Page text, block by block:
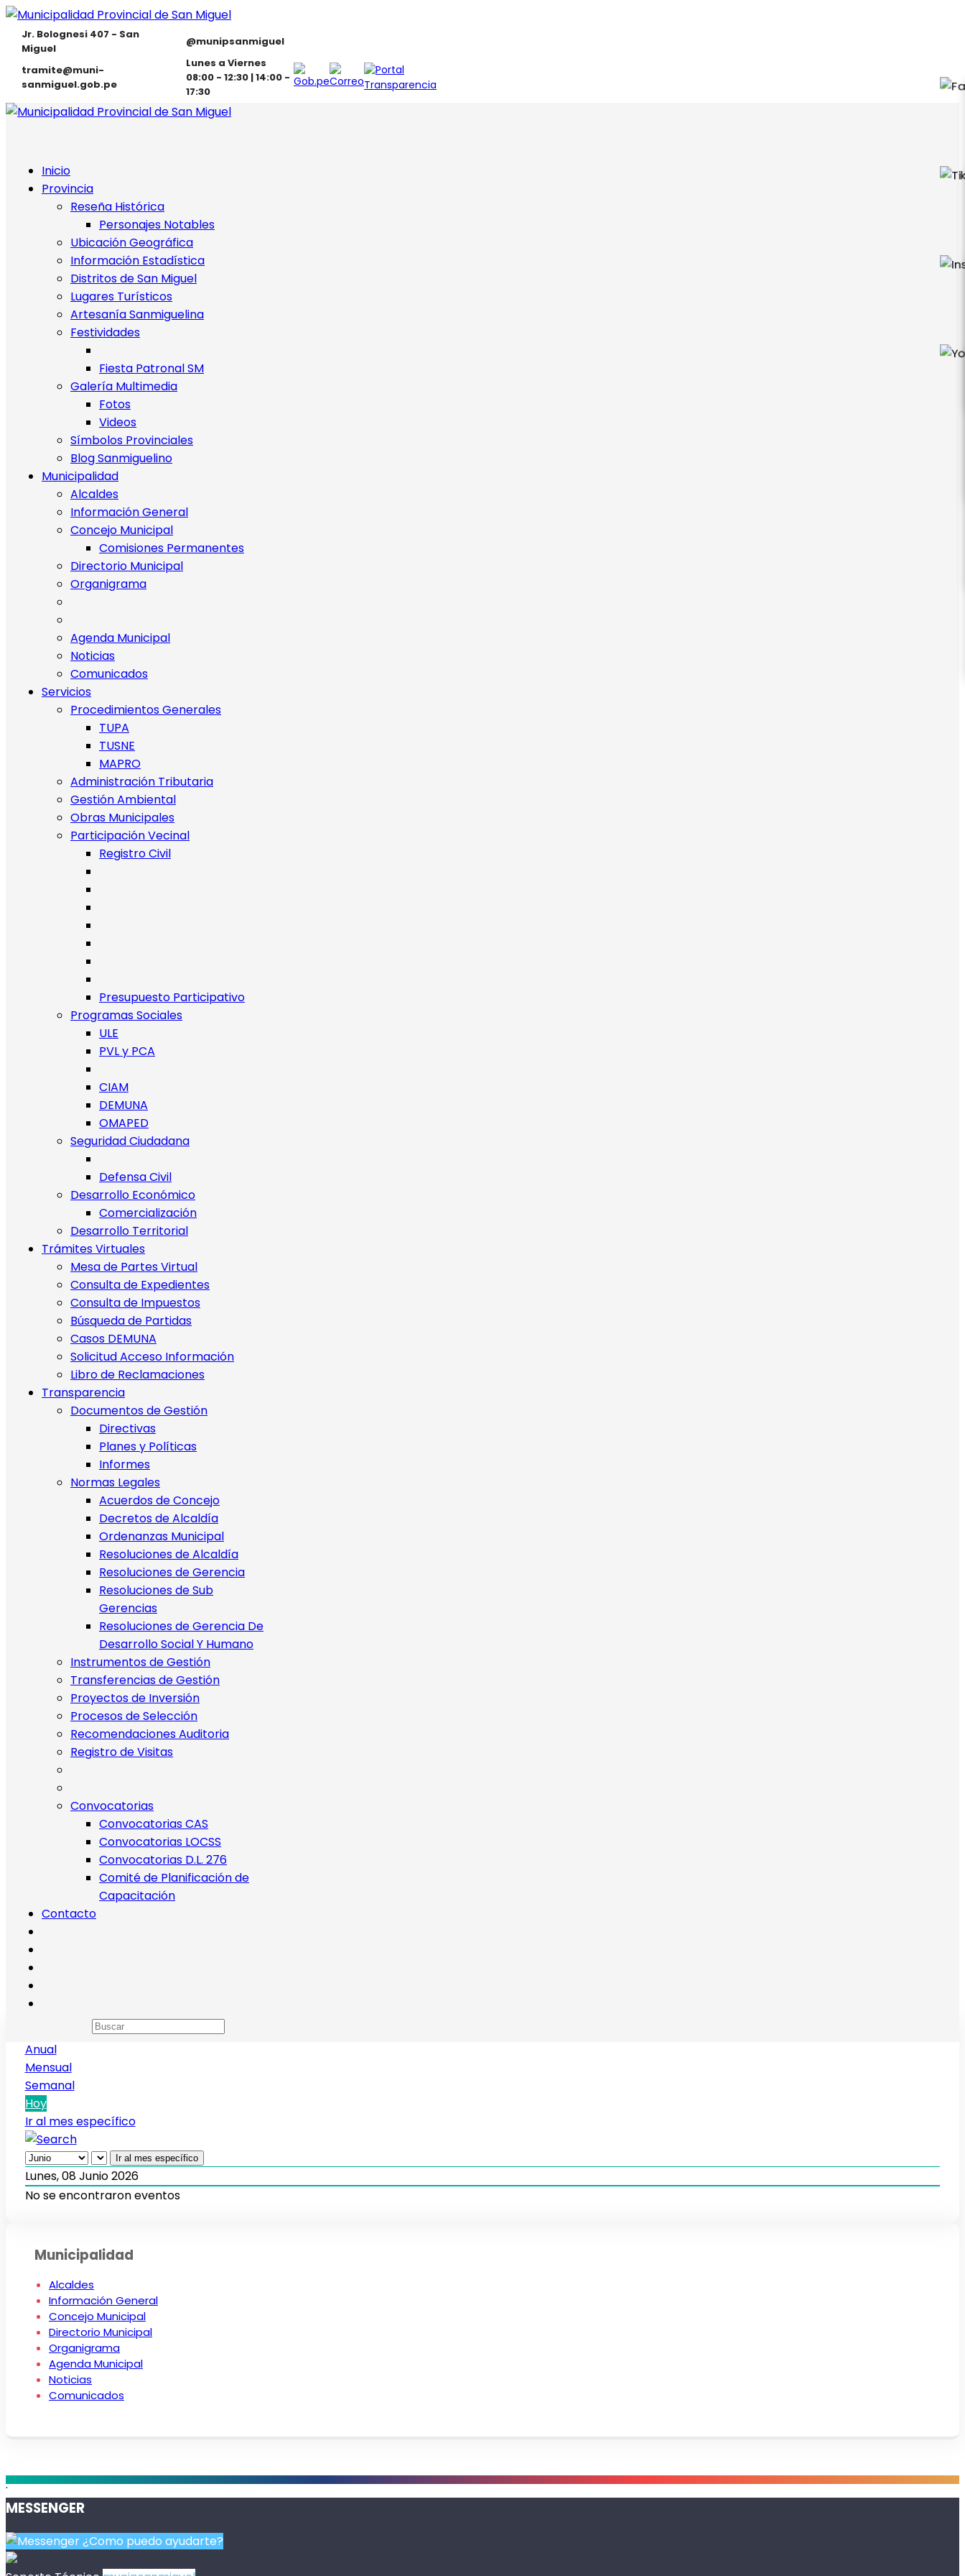
Jr. Bolognesi 407 - San
Miguel
@munipsanmiguel
tramite@muni-
sanmiguel.gob.pe
Lunes a Viernes
08:00 - 12:30 | 14:00 -
17:30
Inicio
Provincia
Reseña Histórica
Personajes Notables
Ubicación Geográfica
Información Estadística
Distritos de San Miguel
Lugares Turísticos
Artesanía Sanmiguelina
Festividades
Fiesta Patronal SM
Galería Multimedia
Fotos
Videos
Símbolos Provinciales
Blog Sanmiguelino
Municipalidad
Alcaldes
Información General
Concejo Municipal
Comisiones Permanentes
Directorio Municipal
Organigrama
Agenda Municipal
Noticias
Comunicados
Servicios
Procedimientos Generales
TUPA
TUSNE
MAPRO
Administración Tributaria
Gestión Ambiental
Obras Municipales
Participación Vecinal
Registro Civil
Presupuesto Participativo
Programas Sociales
ULE
PVL y PCA
CIAM
DEMUNA
OMAPED
Seguridad Ciudadana
Defensa Civil
Desarrollo Económico
Comercialización
Desarrollo Territorial
Trámites Virtuales
Mesa de Partes Virtual
Consulta de Expedientes
Consulta de Impuestos
Búsqueda de Partidas
Casos DEMUNA
Solicitud Acceso Información
Libro de Reclamaciones
Transparencia
Documentos de Gestión
Directivas
Planes y Políticas
Informes
Normas Legales
Acuerdos de Concejo
Decretos de Alcaldía
Ordenanzas Municipal
Resoluciones de Alcaldía
Resoluciones de Gerencia
Resoluciones de Sub
Gerencias
Resoluciones de Gerencia De
Desarrollo Social Y Humano
Instrumentos de Gestión
Transferencias de Gestión
Proyectos de Inversión
Procesos de Selección
Recomendaciones Auditoria
Registro de Visitas
Convocatorias
Convocatorias CAS
Convocatorias LOCSS
Convocatorias D.L. 276
Comité de Planificación de
Capacitación
Contacto
Calendario de eventos
Anual
Mensual
Semanal
Hoy
Ir al mes específico
Ir al mes específico
Lunes, 08 Junio 2026
No se encontraron eventos
Municipalidad
Alcaldes
Información General
Concejo Municipal
Directorio Municipal
Organigrama
Agenda Municipal
Noticias
Comunicados
.
MESSENGER
¿Como puedo ayudarte?